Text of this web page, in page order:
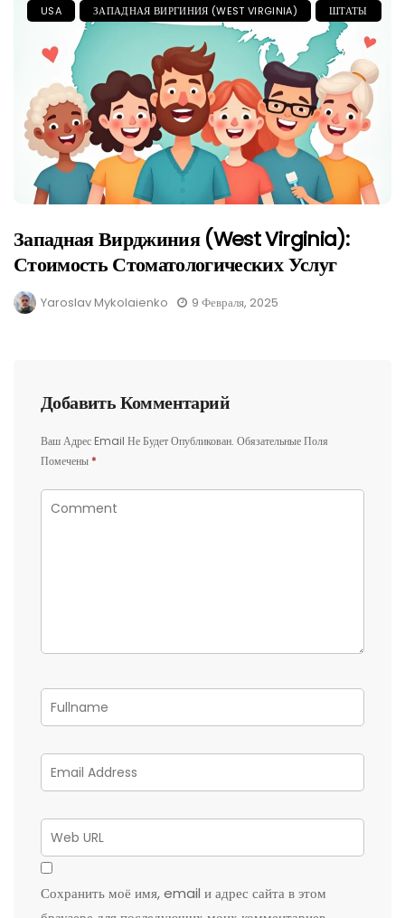
USA ЗАПАДНАЯ ВИРГИНИЯ (WEST VIRGINIA) ШТАТЫ
Западная Вирджиния (West Virginia):
Стоимость Стоматологических Услуг
Yaroslav Mykolaienko 9 Февраля, 2025
Добавить Комментарий
Ваш Адрес Email Не Будет Опубликован. Обязательные Поля
Помечены *
Сохранить моё имя, email и адрес сайта в этом